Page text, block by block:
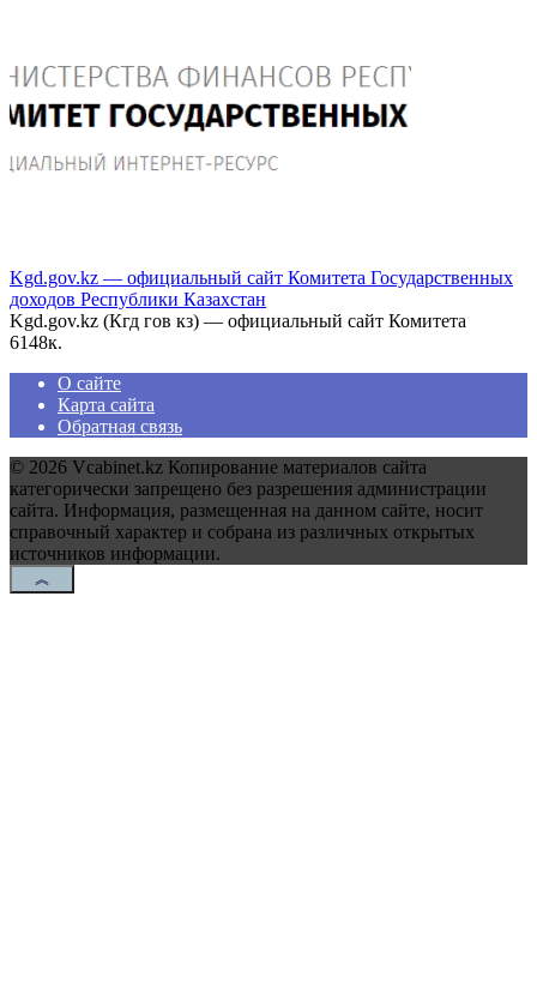
Kgd.gov.kz — официальный сайт Комитета Государственных
доходов Республики Казахстан
Kgd.gov.kz (Кгд гов кз) — официальный сайт Комитета
6148к.
О сайте
Карта сайта
Обратная связь
© 2026 Vcabinet.kz Копирование материалов сайта
категорически запрещено без разрешения администрации
сайта. Информация, размещенная на данном сайте, носит
справочный характер и собрана из различных открытых
источников информации.